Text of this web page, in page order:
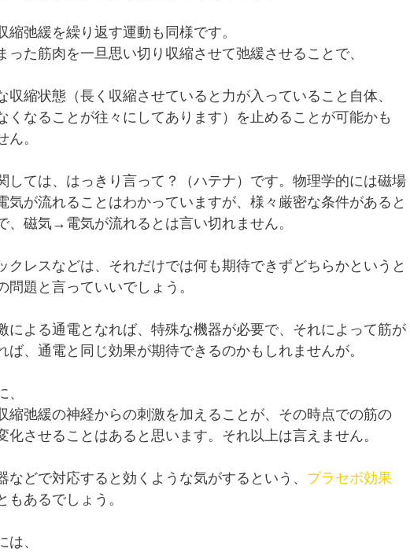
縮弛緩を繰り返す運動も同様です。
った筋肉を一旦思い切り収縮させて弛緩させることで、
収縮状態（長く収縮させていると力が入っていること自体、
くなることが往々にしてあります）を止めることが可能かも
ん。
しては、はっきり言って？（ハテナ）です。物理学的には磁場
気が流れることはわかっていますが、様々厳密な条件があると
、磁気→電気が流れるとは言い切れません。
クレスなどは、それだけでは何も期待できずどちらかというと
問題と言っていいでしょう。
による通電となれば、特殊な機器が必要で、それによって筋が
ば、通電と同じ効果が期待できるのかもしれませんが。
縮弛緩の神経からの刺激を加えることが、その時点での筋の
化させることはあると思います。それ以上は言えません。
などで対応すると効くような気がするという、 プラセボ効果
もあるでしょう。
、